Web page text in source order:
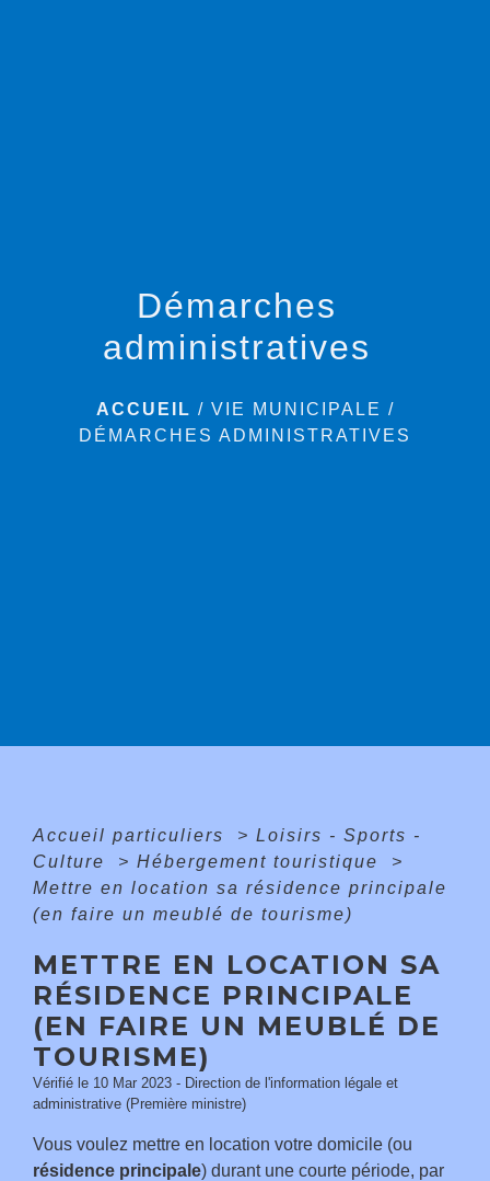
Démarches
administratives
ACCUEIL / VIE MUNICIPALE /
DÉMARCHES ADMINISTRATIVES
Accueil particuliers > Loisirs - Sports -
Culture
> Hébergement touristique
>
Mettre en location sa résidence principale
(en faire un meublé de tourisme)
METTRE EN LOCATION SA
RÉSIDENCE PRINCIPALE
(EN FAIRE UN MEUBLÉ DE
TOURISME)
Vérifié le 10 Mar 2023 - Direction de l'information légale et
administrative (Première ministre)
Vous voulez mettre en location votre domicile (ou
résidence principale) durant une courte période, par